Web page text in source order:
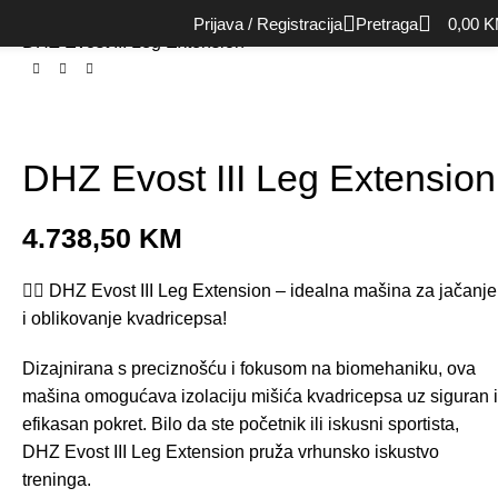
Prijava / Registracija Pretraga 0,00
Oprema za snagu (Strength)
Plate loaded
DHZ Evost III Leg Extension
4.738,50 KM
🏋️‍♂️ DHZ Evost III Leg Extension – idealna mašina za jačanje
i oblikovanje kvadricepsa!
Dizajnirana s preciznošću i fokusom na biomehaniku, ova
mašina omogućava izolaciju mišića kvadricepsa uz siguran i
efikasan pokret. Bilo da ste početnik ili iskusni sportista,
DHZ Evost III Leg Extension pruža vrhunsko iskustvo
treninga.